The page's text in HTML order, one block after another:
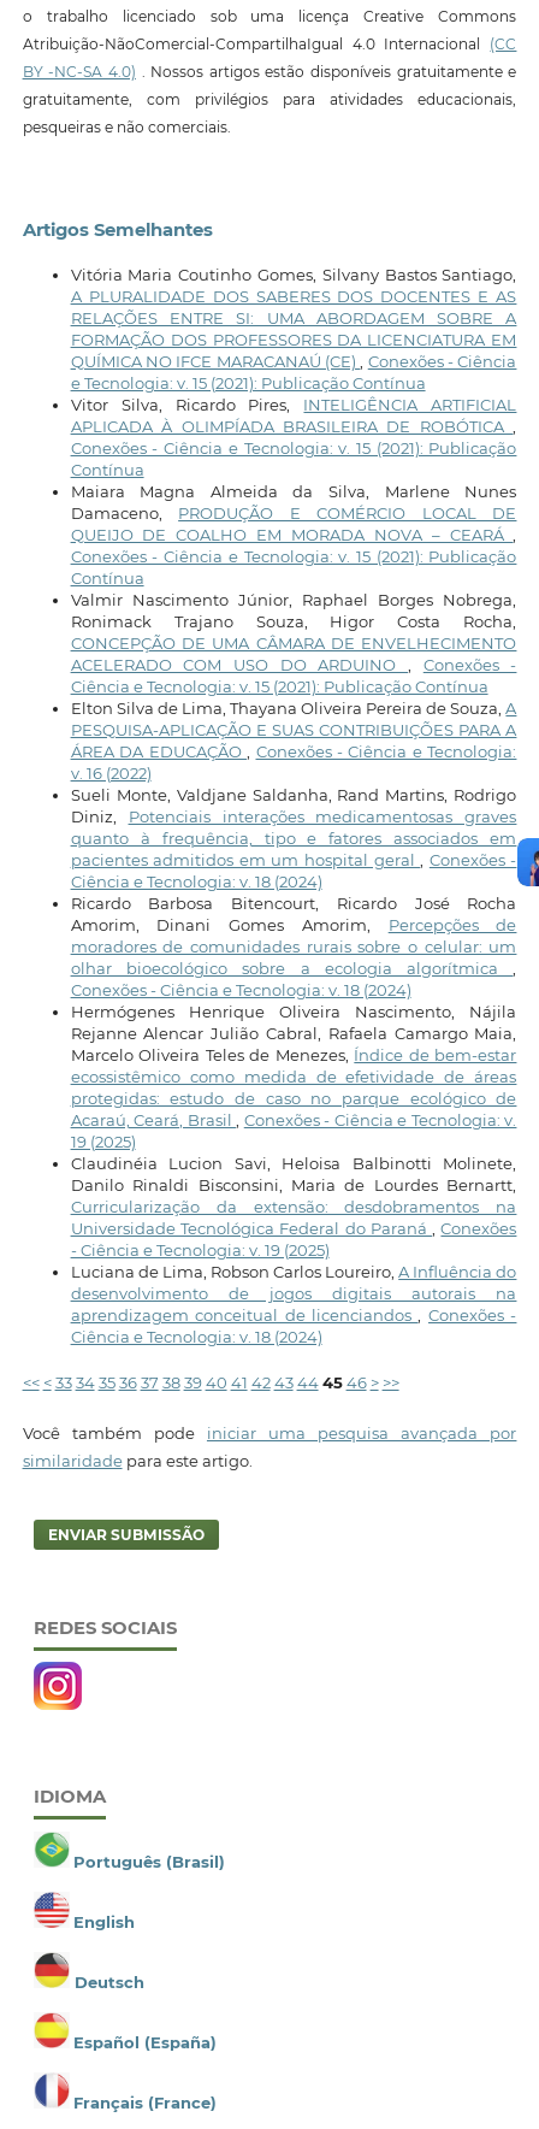
o trabalho licenciado sob uma licença Creative Commons
Atribuição-NãoComercial-CompartilhaIgual 4.0 Internacional (CC
BY -NC-SA 4.0) . Nossos artigos estão disponíveis gratuitamente e
gratuitamente, com privilégios para atividades educacionais,
pesqueiras e não comerciais.
Artigos Semelhantes
Vitória Maria Coutinho Gomes, Silvany Bastos Santiago,
A PLURALIDADE DOS SABERES DOS DOCENTES E AS
RELAÇÕES ENTRE SI: UMA ABORDAGEM SOBRE A
FORMAÇÃO DOS PROFESSORES DA LICENCIATURA EM
QUÍMICA NO IFCE MARACANAÚ (CE)
Conexões - Ciência
e Tecnologia: v. 15 (2021): Publicação Contínua
Vitor Silva, Ricardo Pires, INTELIGÊNCIA ARTIFICIAL
APLICADA À OLIMPÍADA BRASILEIRA DE ROBÓTICA
Conexões - Ciência e Tecnologia: v. 15 (2021): Publicação
Contínua
Maiara Magna Almeida da Silva, Marlene Nunes
Damaceno, PRODUÇÃO E COMÉRCIO LOCAL DE
QUEIJO DE COALHO EM MORADA NOVA – CEARÁ
Conexões - Ciência e Tecnologia: v. 15 (2021): Publicação
Contínua
Valmir Nascimento Júnior, Raphael Borges Nobrega,
Ronimack Trajano Souza, Higor Costa Rocha,
CONCEPÇÃO DE UMA CÂMARA DE ENVELHECIMENTO
ACELERADO COM USO DO ARDUINO
Conexões -
Ciência e Tecnologia: v. 15 (2021): Publicação Contínua
Elton Silva de Lima, Thayana Oliveira Pereira de Souza,A
PESQUISA-APLICAÇÃO E SUAS CONTRIBUIÇÕES PARA A
ÁREA DA EDUCAÇÃO
Conexões - Ciência e Tecnologia:
v. 16 (2022)
Sueli Monte, Valdjane Saldanha, Rand Martins, Rodrigo
Diniz, Potenciais interações medicamentosas graves
quanto à frequência, tipo e fatores associados em
pacientes admitidos em um hospital geral
Conexões -
Ciência e Tecnologia: v. 18 (2024)
Ricardo Barbosa Bitencourt, Ricardo José Rocha
Amorim, Dinani Gomes Amorim, Percepções de
moradores de comunidades rurais sobre o celular: um
olhar bioecológico sobre a ecologia algorítmica
Conexões - Ciência e Tecnologia: v. 18 (2024)
Hermógenes Henrique Oliveira Nascimento, Nájila
Rejanne Alencar Julião Cabral, Rafaela Camargo Maia,
Marcelo Oliveira Teles de Menezes, Índice de bem-estar
ecossistêmico como medida de efetividade de áreas
protegidas: estudo de caso no parque ecológico de
Acaraú, Ceará, Brasil
Conexões - Ciência e Tecnologia: v.
19 (2025)
Claudinéia Lucion Savi, Heloisa Balbinotti Molinete,
Danilo Rinaldi Bisconsini, Maria de Lourdes Bernartt,
Curricularização da extensão: desdobramentos na
Universidade Tecnológica Federal do Paraná
,Conexões
- Ciência e Tecnologia: v. 19 (2025)
Luciana de Lima, Robson Carlos Loureiro,A Influência do
desenvolvimento de jogos digitais autorais na
aprendizagem conceitual de licenciandos
Conexões -
Ciência e Tecnologia: v. 18 (2024)
<< < 33 34 35 36 37 38 39 40 41 42 43 44 45 46 > >>
Você também pode iniciar uma pesquisa avançada por
similaridadepara este artigo.
ENVIAR SUBMISSÃO
REDES SOCIAIS
IDIOMA
Português (Brasil)
English
Deutsch
Español (España)
Français (France)